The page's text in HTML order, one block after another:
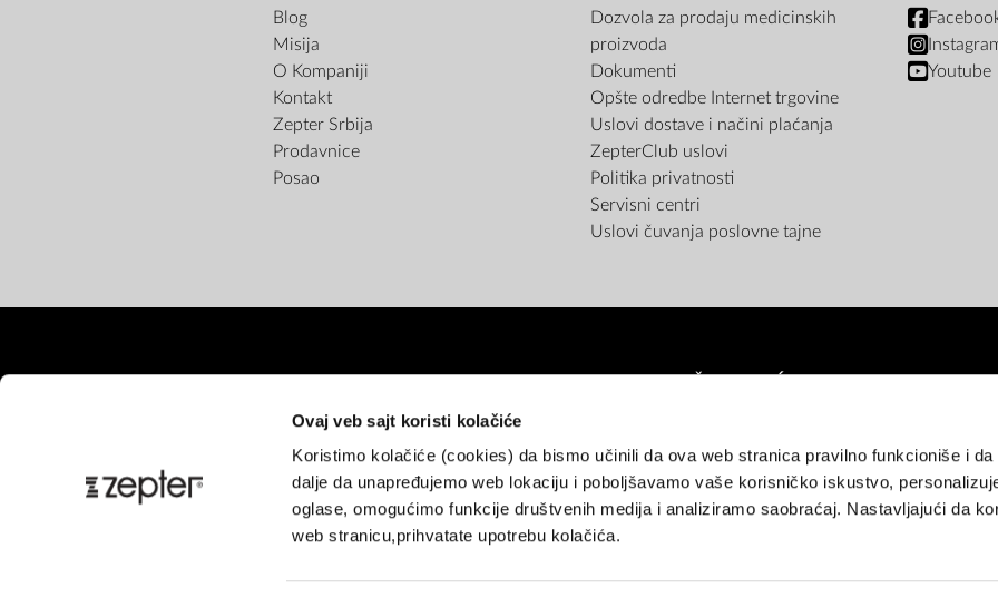
Ovaj veb sajt koristi kolačiće
Koristimo kolačiće (cookies) da bismo učinili da ova web stranica pravilno funkcioniše i da
dalje da unapređujemo web lokaciju i poboljšavamo vaše korisničko iskustvo,
oglase, omogućimo funkcije društvenih medija i analiziramo saobraćaj. Nastavljajući da
web stranicu,prihvatate upotrebu kolačića.
Blog
Misija
O Kompaniji
Kontakt
Zepter Srbija
Prodavnice
Posao
Dozvola za prodaju medicinskih
proizvoda
Dokumenti
Opšte odredbe Internet trgovine
Uslovi dostave i načini plaćanja
ZepterClub uslovi
Politika privatnosti
Servisni centri
Uslovi čuvanja poslovne tajne
Youtube
Platne kartice (do 12 rata bez kamate)PouzećemGotovinaRate